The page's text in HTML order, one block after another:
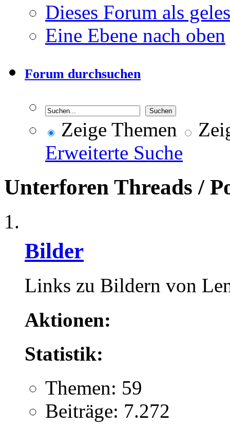
Dieses Forum als
Eine Ebene nach oben
Forum durchsuchen
Zeige Themen
Erweiterte Suche
Unterforen Threads /
Bilder
Links zu Bildern von
Aktionen:
Statistik:
Themen: 59
Beiträge: 7.272